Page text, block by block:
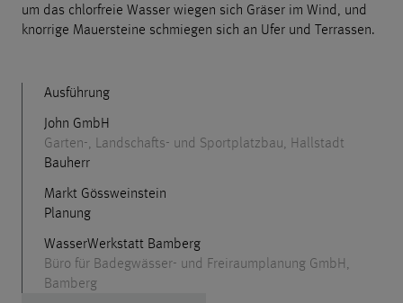
um das chlorfreie Wasser wiegen sich Gräser im Wind, und
knorrige Mauersteine schmiegen sich an Ufer und Terrassen.
Ausführung
John GmbH
Garten-, Landschafts- und Sportplatzbau, Hallstadt
Bauherr
Markt Gössweinstein
Planung
WasserWerkstatt Bamberg
Büro für Badegwässer- und Freiraumplanung GmbH,
Bamberg